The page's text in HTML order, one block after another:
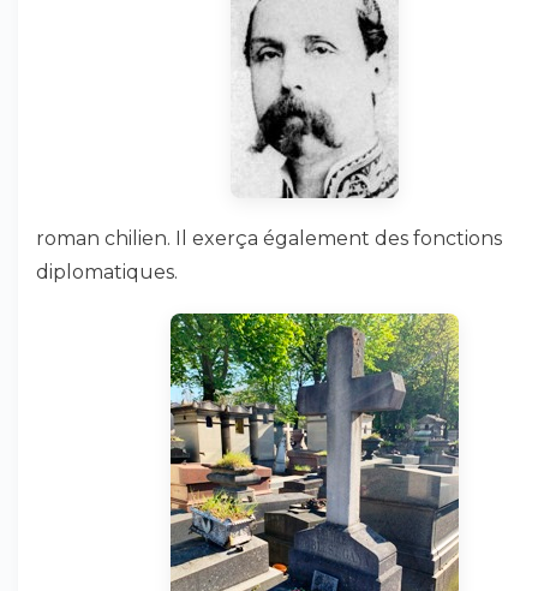
roman chilien. Il exerça également des fonctions
diplomatiques.